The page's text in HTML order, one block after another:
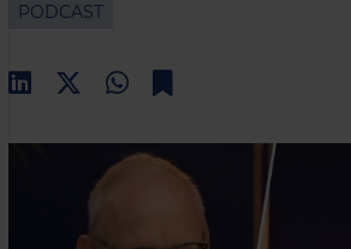
PODCAST